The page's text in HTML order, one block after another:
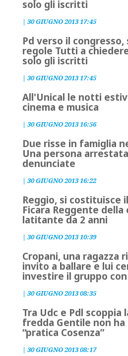
solo gli iscritti
| 30 GIUGNO 2013 17:45
Pd verso il
regole Tutti a
solo gli iscritti
| 30 GIUGNO 2013 17:45
All'Unical le notti
cinema e musica
| 30 GIUGNO 2013 16:56
Due risse in famiglia
Una persona
denunciate
| 30 GIUGNO 2013 16:22
Reggio, si costituisce
Ficara Reggente della
latitante da 2 anni
| 30 GIUGNO 2013 10:39
Cropani, una ragazza
invito a ballare e lui
investire il gruppo
| 30 GIUGNO 2013 08:35
Tra Udc e Pdl scoppia
fredda Gentile non
“pratica Cosenza”
| 30 GIUGNO 2013 08:17